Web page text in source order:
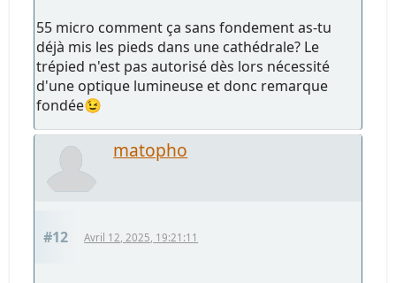
55 micro comment ça sans fondement as-tu
déjà mis les pieds dans une cathédrale? Le
trépied n'est pas autorisé dès lors nécessité
d'une optique lumineuse et donc remarque
fondée😉
matopho
#12 Avril 12, 2025, 19:21:11